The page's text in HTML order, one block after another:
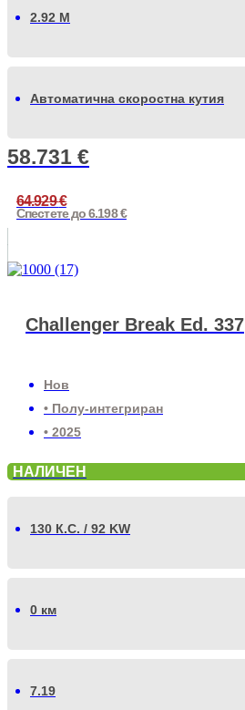
2.92 М
Автоматична скоростна кутия
58.731 €
64.929€
Спестете до 6.198 €
Challenger Break Ed. 337
Нов
• Полу-интегриран
• 2025
НАЛИЧЕН
130 К.С. / 92 KW
0 км
7.19